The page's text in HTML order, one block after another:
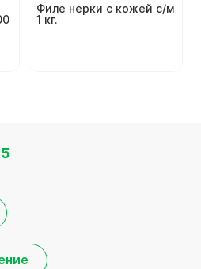
Филе нерки с кожей с/м
1 кг.